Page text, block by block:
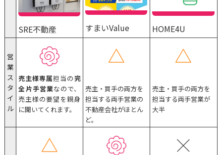
SRE不動産 すまいValue HOME4U
営
業
ス
タ
イ
ル
売主様専属担当の完
全片手営業なので、
売主様の要望を親身
に聞いてくれます。
売主・買手の両方を
担当する両手営業の
不動産会社がほとん
ど。
売主・買手の両方を
担当する両手営業が
大半